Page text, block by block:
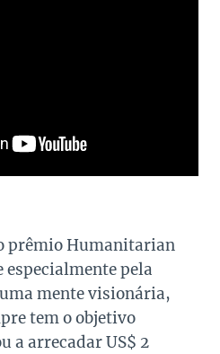
prêmio Humanitarian
especialmente pela
mente visionária,
tem o objetivo
a arrecadar US$ 2